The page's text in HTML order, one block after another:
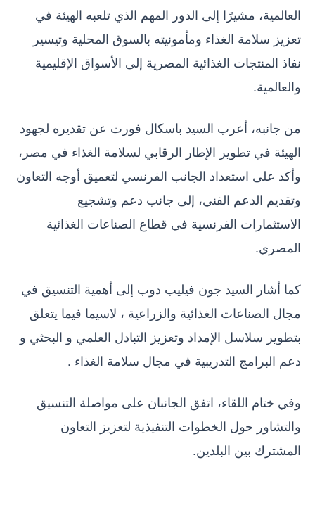
العالمية، مشيرًا إلى الدور المهم الذي تلعبه الهيئة في
تعزيز سلامة الغذاء ومأمونيته بالسوق المحلية وتيسير
نفاذ المنتجات الغذائية المصرية إلى الأسواق الإقليمية
والعالمية.
من جانبه، أعرب السيد باسكال فورت عن تقديره لجهود
الهيئة في تطوير الإطار الرقابي لسلامة الغذاء في مصر،
وأكد على استعداد الجانب الفرنسي لتعميق أوجه التعاون
وتقديم الدعم الفني، إلى جانب دعم وتشجيع
الاستثمارات الفرنسية في قطاع الصناعات الغذائية
المصري.
كما أشار السيد جون فيليب دوب إلى أهمية التنسيق في
مجال الصناعات الغذائية والزراعية ، لاسيما فيما يتعلق
بتطوير سلاسل الإمداد وتعزيز التبادل العلمي و البحثي و
دعم البرامج التدريبية في مجال سلامة الغذاء .
وفي ختام اللقاء، اتفق الجانبان على مواصلة التنسيق
والتشاور حول الخطوات التنفيذية لتعزيز التعاون
المشترك بين البلدين.